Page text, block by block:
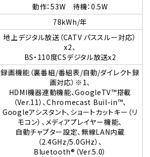
動作：53W 待機：0.5W
78kWh/年
地上デジタル放送（CATV パススルー対応）
x2、
BS・110度CSデジタル放送x2
録画機能（裏番組/番組表/自動/ダイレクト録
画対応）※1、
HDMI機器連動機能、GoogleTV™搭載
（Ver.11）、Chromecast Buil-in™、
Googleアシスタント、ショートカットキー（リ
モコン）、メディアプレイヤー機能、
自動チャプター設定、無線LAN内蔵
（2.4GHz/5.0GHz）、
Bluetooth®（Ver.5.0）